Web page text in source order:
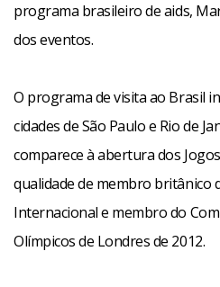
programa brasileiro de aids,
dos eventos.
O programa de visita ao Brasil
cidades de São Paulo e Rio de
comparece à abertura dos
qualidade de membro britânico
Internacional e membro do
Olímpicos de Londres de 2012.